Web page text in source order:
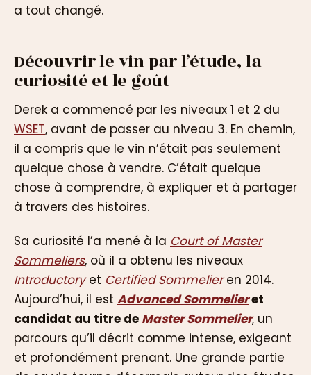
a tout changé.
Découvrir le vin par l’étude, la
curiosité et le goût
Derek a commencé par les niveaux 1 et 2 du
WSET, avant de passer au niveau 3. En chemin,
il a compris que le vin n’était pas seulement
quelque chose à vendre. C’était quelque
chose à comprendre, à expliquer et à partager
à travers des histoires.
Sa curiosité l’a mené à la Court of Master
Sommeliers, où il a obtenu les niveaux
Introductoryet Certified Sommelieren 2014.
Aujourd’hui, il est Advanced Sommelieret
candidat au titre de Master Sommelier, un
parcours qu’il décrit comme intense, exigeant
et profondément prenant. Une grande partie